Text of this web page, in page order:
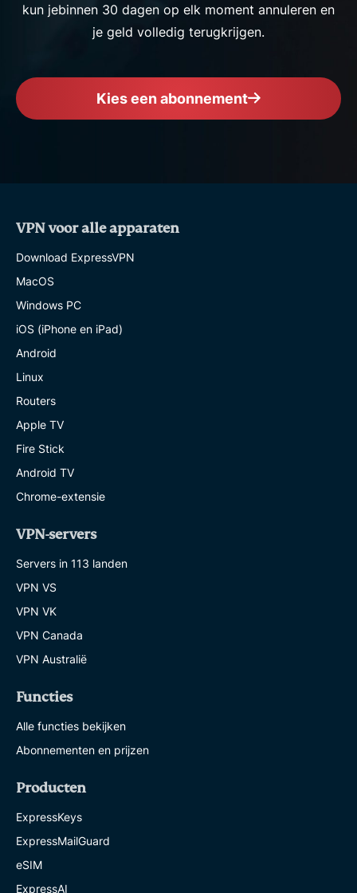
kun jebinnen 30 dagen op elk moment annuleren en
je geld volledig terugkrijgen.
Kies een abonnement
VPN voor alle apparaten
Download ExpressVPN
MacOS
Windows PC
iOS (iPhone en iPad)
Android
Linux
Routers
Apple TV
Fire Stick
Android TV
Chrome-extensie
VPN-servers
Servers in 113 landen
VPN VS
VPN VK
VPN Canada
VPN Australië
Functies
Alle functies bekijken
Abonnementen en prijzen
Producten
ExpressKeys
ExpressMailGuard
eSIM
ExpressAI